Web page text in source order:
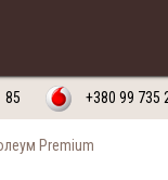
85 +380 99 735
Premium